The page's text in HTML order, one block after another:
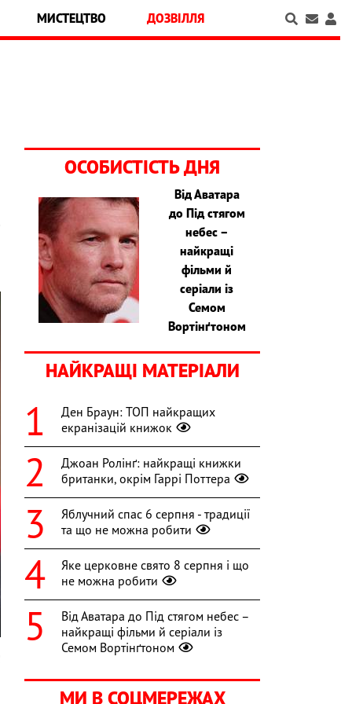
МИСТЕЦТВО ДОЗВІЛЛЯ
ОСОБИСТІСТЬ ДНЯ
Від Аватара
до Під стягом
небес –
найкращі
фільми й
серіали із
Семом
Вортінґтоном
НАЙКРАЩІ МАТЕРІАЛИ
Ден Браун: ТОП найкращих
екранізацій книжок
Джоан Ролінґ: найкращі книжки
британки, окрім Гаррі Поттера
Яблучний спас 6 серпня - традиції
та що не можна робити
Яке церковне свято 8 серпня і що
не можна робити
Від Аватара до Під стягом небес –
найкращі фільми й серіали із
Семом Вортінґтоном
МИ В СОЦМЕРЕЖАХ